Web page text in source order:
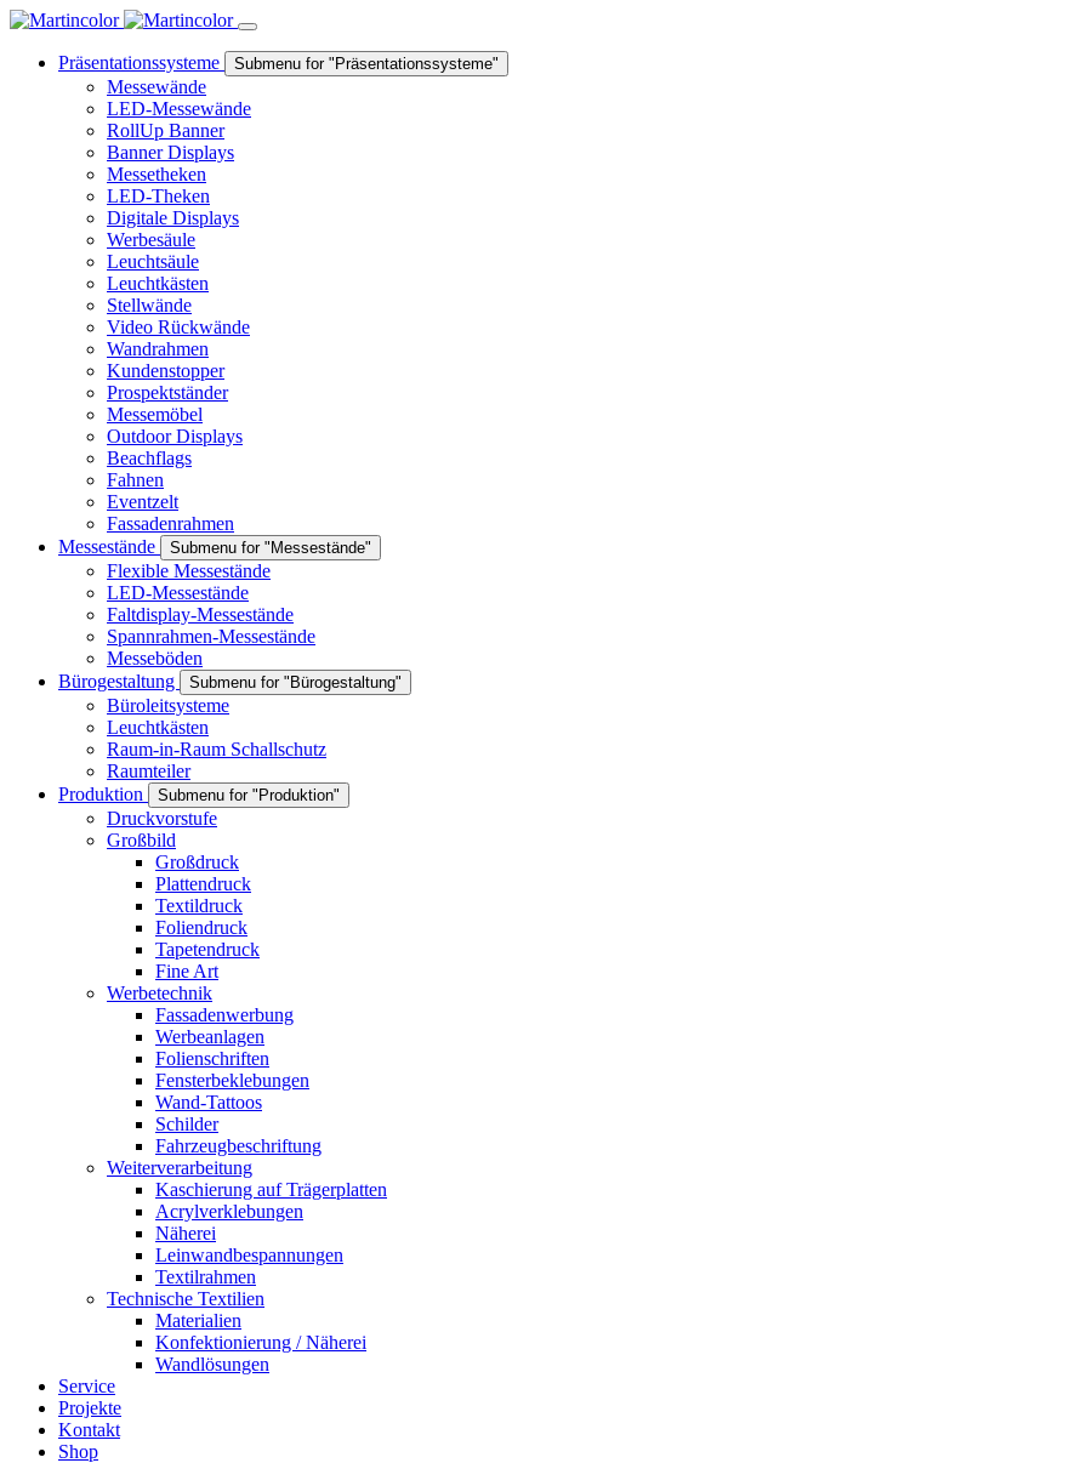
Präsentationssysteme Submenu for "Präsentationssysteme"
Messewände
LED-Messewände
RollUp Banner
Banner Displays
Messetheken
LED-Theken
Digitale Displays
Werbesäule
Leuchtsäule
Leuchtkästen
Stellwände
Video Rückwände
Wandrahmen
Kundenstopper
Prospektständer
Messemöbel
Outdoor Displays
Beachflags
Fahnen
Eventzelt
Fassadenrahmen
Messestände
Submenu for "Messestände"
Flexible Messestände
LED-Messestände
Faltdisplay-Messestände
Spannrahmen-Messestände
Messeböden
Bürogestaltung
Submenu for "Bürogestaltung"
Büroleitsysteme
Leuchtkästen
Raum-in-Raum Schallschutz
Raumteiler
Produktion
Submenu for "Produktion"
Druckvorstufe
Großbild
Großdruck
Plattendruck
Textildruck
Foliendruck
Tapetendruck
Fine Art
Werbetechnik
Fassadenwerbung
Werbeanlagen
Folienschriften
Fensterbeklebungen
Wand-Tattoos
Schilder
Fahrzeugbeschriftung
Weiterverarbeitung
Kaschierung auf Trägerplatten
Acrylverklebungen
Näherei
Leinwandbespannungen
Textilrahmen
Technische Textilien
Materialien
Konfektionierung / Näherei
Wandlösungen
Service
Projekte
Kontakt
Shop